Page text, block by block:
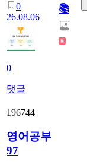
0
26.08.06
0
댓글
📚
196744
영어공부
97